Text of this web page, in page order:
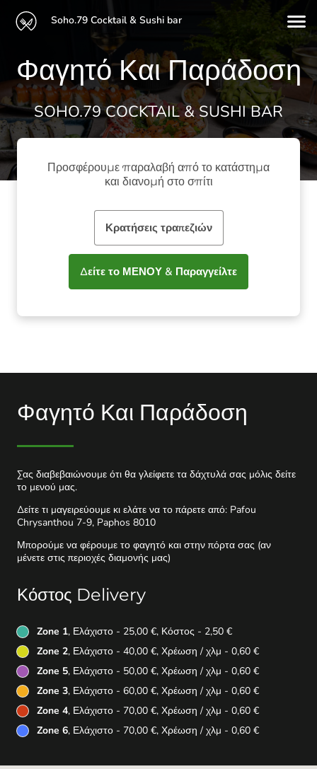
Soho.79 Cocktail & Sushi bar
Φαγητό Και Παράδοση
SOHO.79 COCKTAIL & SUSHI BAR
Προσφέρουμε παραλαβή από το κατάστημα
και διανομή στο σπίτι
Κρατήσεις τραπεζιών
Δείτε το ΜΕΝΟΥ & Παραγγείλτε
Φαγητό Και Παράδοση
Σας διαβεβαιώνουμε ότι θα γλείφετε τα δάχτυλά σας μόλις δείτε
το μενού μας.
Δείτε τι μαγειρεύουμε κι ελάτε να το πάρετε από: Pafou
Chrysanthou 7-9, Paphos 8010
Μπορούμε να φέρουμε το φαγητό και στην πόρτα σας (αν
μένετε στις περιοχές διαμονής μας)
Κόστος Delivery
Zone 1, Ελάχιστο - 25,00 €, Κόστος - 2,50 €
Zone 2, Ελάχιστο - 40,00 €, Χρέωση / χλμ - 0,60 €
Zone 5, Ελάχιστο - 50,00 €, Χρέωση / χλμ - 0,60 €
Zone 3, Ελάχιστο - 60,00 €, Χρέωση / χλμ - 0,60 €
Zone 4, Ελάχιστο - 70,00 €, Χρέωση / χλμ - 0,60 €
Zone 6, Ελάχιστο - 70,00 €, Χρέωση / χλμ - 0,60 €